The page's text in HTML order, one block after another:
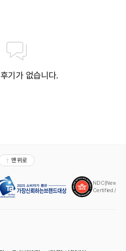
기가 없습니다.